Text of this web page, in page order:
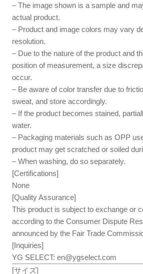
– The image shown is a sample and
actual product.
– Product and image colors may vary
resolution.
– Due to the nature of the product and
position of measurement, a size
occur.
– Be aware of color transfer due to
sweat, and store accordingly.
– If the product becomes stained,
water.
– Packaging materials such as OPP
product may get scratched or soiled
– When washing, do so separately.
[Certifications]
None
[Quality Assurance]
This product is subject to exchange or
according to the Consumer Dispute
announced by the Fair Trade
[Inquiries]
YG SELECT:en@ygselect.com
[サイズ]